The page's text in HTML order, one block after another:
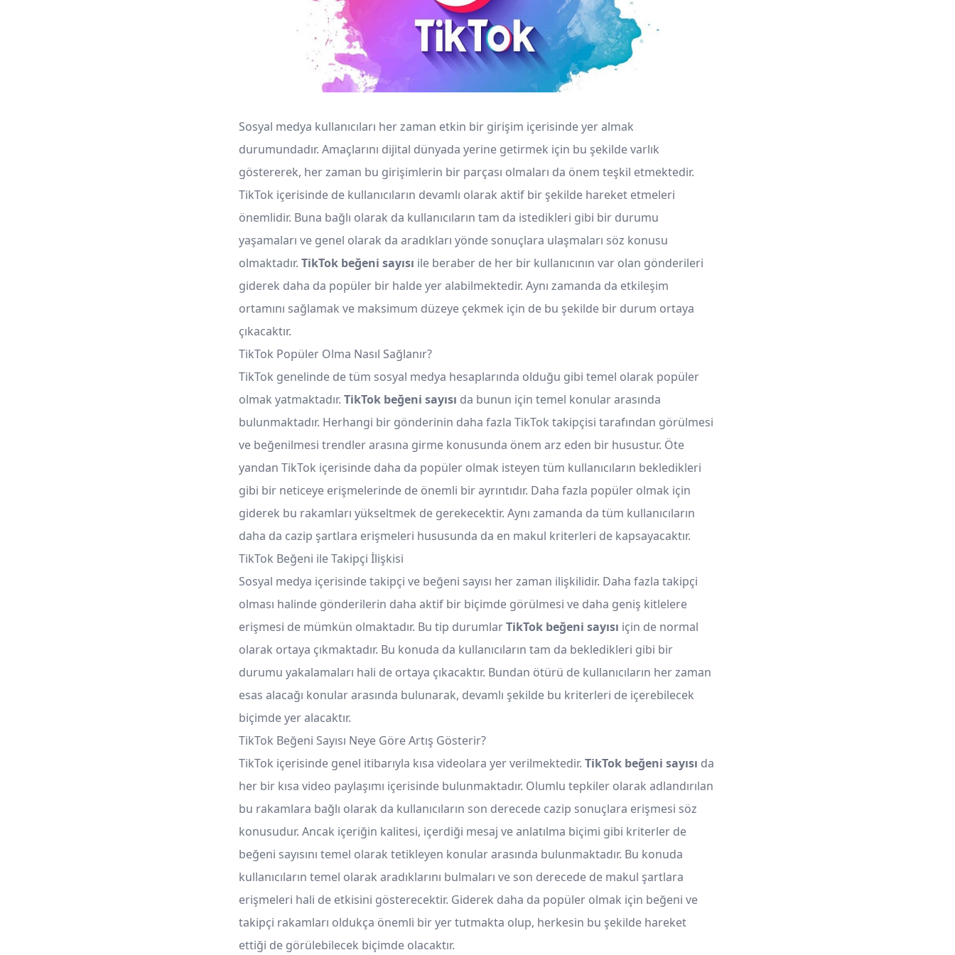
Sosyal medya kullanıcıları her zaman etkin bir girişim içerisinde yer almak
durumundadır. Amaçlarını dijital dünyada yerine getirmek için bu şekilde varlık
göstererek, her zaman bu girişimlerin bir parçası olmaları da önem teşkil etmektedir.
TikTok içerisinde de kullanıcıların devamlı olarak aktif bir şekilde hareket etmeleri
önemlidir. Buna bağlı olarak da kullanıcıların tam da istedikleri gibi bir durumu
yaşamaları ve genel olarak da aradıkları yönde sonuçlara ulaşmaları söz konusu
olmaktadır. TikTok beğeni sayısı ile beraber de her bir kullanıcının var olan gönderileri
giderek daha da popüler bir halde yer alabilmektedir. Aynı zamanda da etkileşim
ortamını sağlamak ve maksimum düzeye çekmek için de bu şekilde bir durum ortaya
çıkacaktır.
TikTok Popüler Olma Nasıl Sağlanır?
TikTok genelinde de tüm sosyal medya hesaplarında olduğu gibi temel olarak popüler
olmak yatmaktadır. TikTok beğeni sayısı da bunun için temel konular arasında
bulunmaktadır. Herhangi bir gönderinin daha fazla TikTok takipçisi tarafından görülmesi
ve beğenilmesi trendler arasına girme konusunda önem arz eden bir husustur. Öte
yandan TikTok içerisinde daha da popüler olmak isteyen tüm kullanıcıların bekledikleri
gibi bir neticeye erişmelerinde de önemli bir ayrıntıdır. Daha fazla popüler olmak için
giderek bu rakamları yükseltmek de gerekecektir. Aynı zamanda da tüm kullanıcıların
daha da cazip şartlara erişmeleri hususunda da en makul kriterleri de kapsayacaktır.
TikTok Beğeni ile Takipçi İlişkisi
Sosyal medya içerisinde takipçi ve beğeni sayısı her zaman ilişkilidir. Daha fazla takipçi
olması halinde gönderilerin daha aktif bir biçimde görülmesi ve daha geniş kitlelere
erişmesi de mümkün olmaktadır. Bu tip durumlarTikTok beğeni sayısı için de normal
olarak ortaya çıkmaktadır. Bu konuda da kullanıcıların tam da bekledikleri gibi bir
durumu yakalamaları hali de ortaya çıkacaktır. Bundan ötürü de kullanıcıların her zaman
esas alacağı konular arasında bulunarak, devamlı şekilde bu kriterleri de içerebilecek
biçimde yer alacaktır.
TikTok Beğeni Sayısı Neye Göre Artış Gösterir?
TikTok içerisinde genel itibarıyla kısa videolara yer verilmektedir. TikTok beğeni sayısı da
her bir kısa video paylaşımı içerisinde bulunmaktadır. Olumlu tepkiler olarak adlandırılan
bu rakamlara bağlı olarak da kullanıcıların son derecede cazip sonuçlara erişmesi söz
konusudur. Ancak içeriğin kalitesi, içerdiği mesaj ve anlatılma biçimi gibi kriterler de
beğeni sayısını temel olarak tetikleyen konular arasında bulunmaktadır. Bu konuda
kullanıcıların temel olarak aradıklarını bulmaları ve son derecede de makul şartlara
erişmeleri hali de etkisini gösterecektir. Giderek daha da popüler olmak için beğeni ve
takipçi rakamları oldukça önemli bir yer tutmakta olup, herkesin bu şekilde hareket
ettiği de görülebilecek biçimde olacaktır.